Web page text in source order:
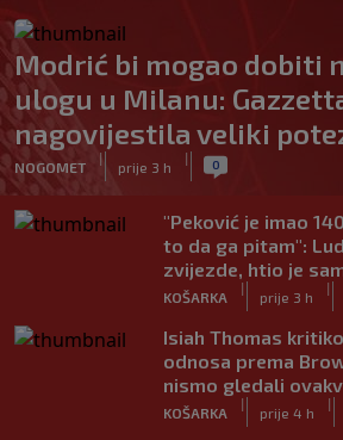
Modrić bi mogao dobiti
ulogu u Milanu:
nagovijestila veliki
NOGOMET
|
prije 3 h
| 0
"Peković je imao
to da ga pitam":
zvijezde, htio je
KOŠARKA
|
prije 3 h
|
Isiah Thomas
odnosa prema
nismo gledali
KOŠARKA
|
prije 4 h
|